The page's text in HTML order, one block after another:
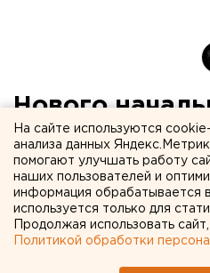
Нового
Михаила
представят
управления
На сайте используются
анализа данных
помогают улучшать работу
наших пользователей и
информация обрабатывается
используется только для
Продолжая использовать
Политикой обработки